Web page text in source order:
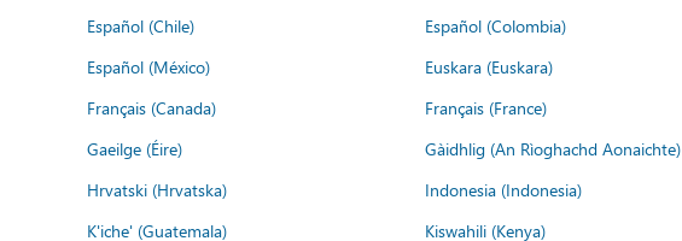
Español (Chile)
Español (Colombia)
Español (México)
Euskara (Euskara)
Français (Canada)
Français (France)
Gaeilge (Éire)
Gàidhlig (An Rìoghachd Aonaichte)
Hrvatski (Hrvatska)
Indonesia (Indonesia)
K'iche' (Guatemala)
Kiswahili (Kenya)